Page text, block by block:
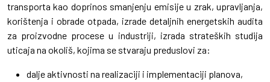
transporta kao doprinos smanjenju emisije u zrak, upravljanja,
korištenja i obrade otpada, izrade detaljnih energetskih audita
za proizvodne procese u industriji, izrada strateških studija
uticaja na okoliš, kojima se stvaraju preduslovi za:
dalje aktivnosti na realizaciji i implementaciji planova,